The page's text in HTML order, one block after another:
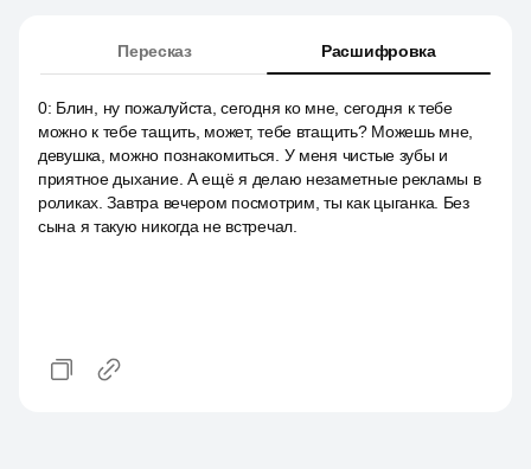
Пересказ Расшифровка
0: Блин, ну пожалуйста, сегодня ко мне, сегодня к тебе
можно к тебе тащить, может, тебе втащить? Можешь мне,
девушка, можно познакомиться. У меня чистые зубы и
приятное дыхание. А ещё я делаю незаметные рекламы в
роликах. Завтра вечером посмотрим, ты как цыганка. Без
сына я такую никогда не встречал.